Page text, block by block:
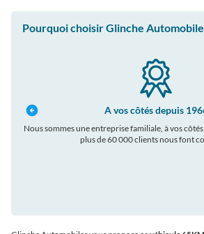
Pourquoi choisir Glinche
A vos côtés depuis
Nous sommes une entreprise familiale, à vos
plus de 60 000 clients nous font